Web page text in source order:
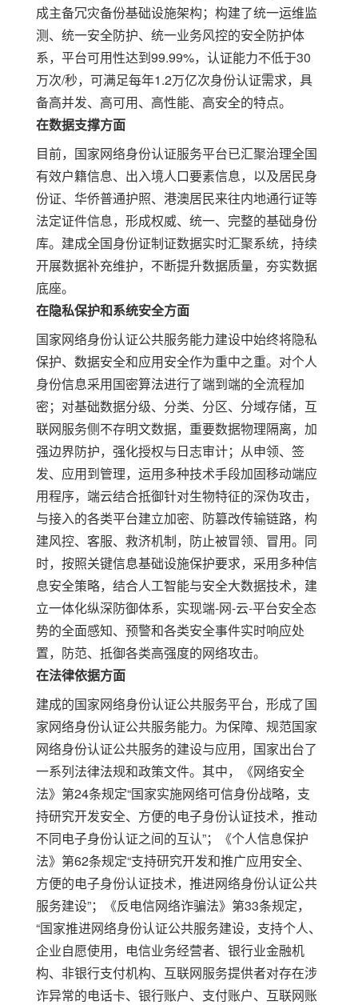
成主备冗灾备份基础设施架构；构建了统一运维监
测、统一安全防护、统一业务风控的安全防护体
系，平台可用性达到99.99%，认证能力不低于30
万次/秒，可满足每年1.2万亿次身份认证需求，具
备高并发、高可用、高性能、高安全的特点。
在数据支撑方面
目前，国家网络身份认证服务平台已汇聚治理全国
有效户籍信息、出入境人口要素信息，以及居民身
份证、华侨普通护照、港澳居民来往内地通行证等
法定证件信息，形成权威、统一、完整的基础身份
库。建成全国身份证制证数据实时汇聚系统，持续
开展数据补充维护，不断提升数据质量，夯实数据
底座。
在隐私保护和系统安全方面
国家网络身份认证公共服务能力建设中始终将隐私
保护、数据安全和应用安全作为重中之重。对个人
身份信息采用国密算法进行了端到端的全流程加
密；对基础数据分级、分类、分区、分域存储，互
联网服务侧不存明文数据，重要数据物理隔离，加
强边界防护，强化授权与日志审计；从申领、签
发、应用到管理，运用多种技术手段加固移动端应
用程序，端云结合抵御针对生物特征的深伪攻击，
与接入的各类平台建立加密、防篡改传输链路，构
建风控、客服、救济机制，防止被冒领、冒用。同
时，按照关键信息基础设施保护要求，采用多种信
息安全策略，结合人工智能与安全大数据技术，建
立一体化纵深防御体系，实现端-网-云-平台安全态
势的全面感知、预警和各类安全事件实时响应处
置，防范、抵御各类高强度的网络攻击。
在法律依据方面
建成的国家网络身份认证公共服务平台，形成了国
家网络身份认证公共服务能力。为保障、规范国家
网络身份认证公共服务的建设与应用，国家出台了
一系列法律法规和政策文件。其中，
《网络安全
法》第24条规定“国家实施网络可信身份战略，支
持研究开发安全、方便的电子身份认证技术，推动
不同电子身份认证之间的互认”；《个人信息保护
法》第62条规定“支持研究开发和推广应用安全、
方便的电子身份认证技术，推进网络身份认证公共
服务建设”；《反电信网络诈骗法》第33条规定，
“国家推进网络身份认证公共服务建设，支持个人、
企业自愿使用，电信业务经营者、银行业金融机
构、非银行支付机构、互联网服务提供者对存在涉
诈异常的电话卡、银行账户、支付账户、互联网账